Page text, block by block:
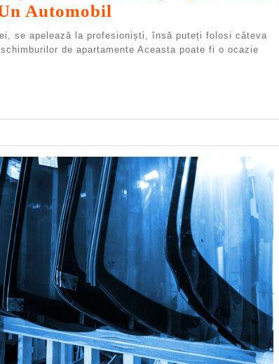
Automobil
Când
Plănuiți
Schimbați
Sau
Casa
Pentru
Un
Automobil
se apelează la profesioniști, însă puteți folosi câteva
de apartamente Aceasta poate fi o ocazie